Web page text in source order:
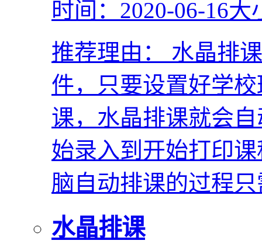
时间：2020-06-16大
推荐理由：
水晶排
件，只要设置好学
课，水晶排课就会
始录入到开始打印
脑自动排课的过程
水晶排课